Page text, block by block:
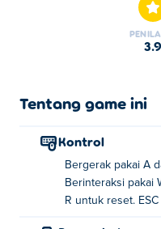
3.9
Tentang game ini
Kontrol
Bergerak pakai A
Berinteraksi pakai
R untuk reset.